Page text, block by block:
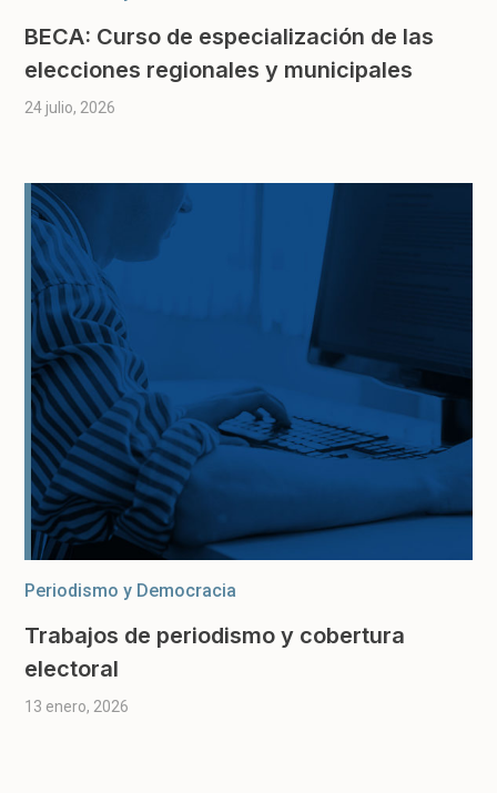
BECA: Curso de especialización de las
elecciones regionales y municipales
24 julio, 2026
Periodismo y Democracia
Trabajos de periodismo y cobertura
electoral
13 enero, 2026